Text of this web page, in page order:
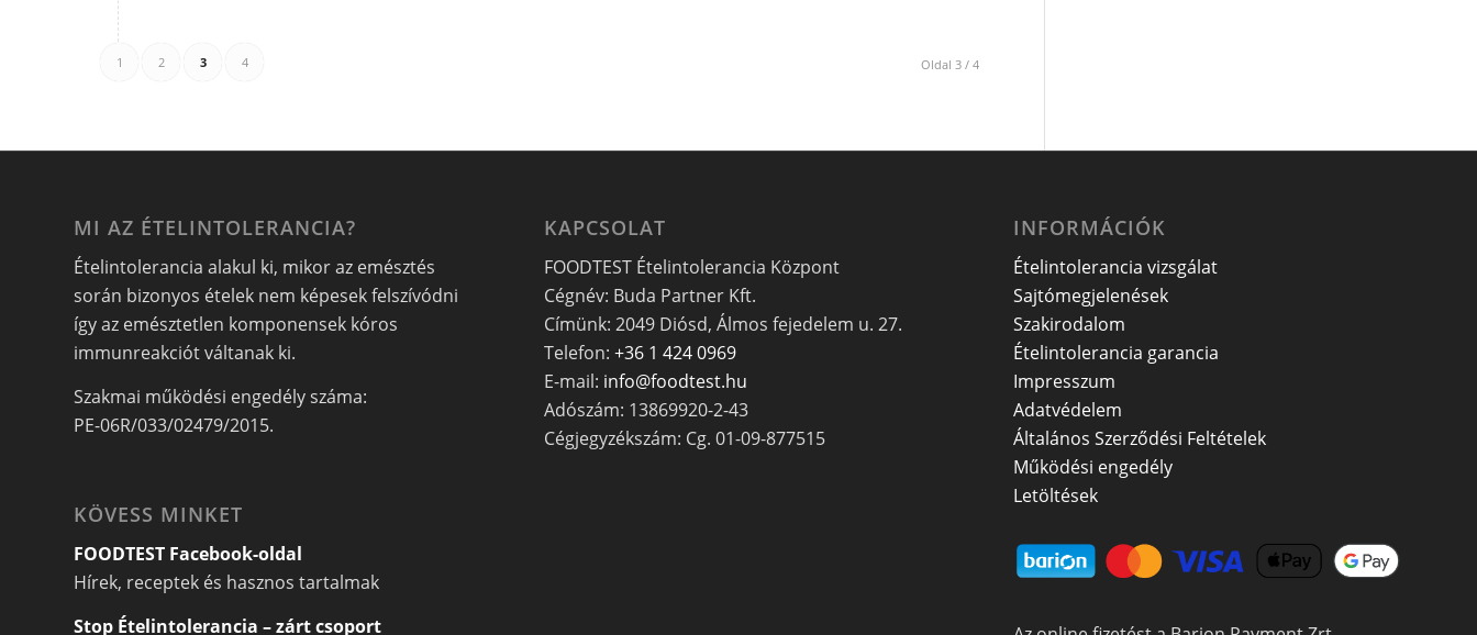
Oldal 3 / 4
1 2 3 4
MI AZ ÉTELINTOLERANCIA?
Ételintolerancia alakul ki, mikor az emésztés
során bizonyos ételek nem képesek felszívódni
így az emésztetlen komponensek kóros
immunreakciót váltanak ki.
Szakmai működési engedély száma:
PE-06R/033/02479/2015.
KÖVESS MINKET
FOODTEST Facebook-oldal
Hírek, receptek és hasznos tartalmak
Stop Ételintolerancia – zárt csoport
KAPCSOLAT
FOODTEST Ételintolerancia Központ
Cégnév: Buda Partner Kft.
Címünk: 2049 Diósd, Álmos fejedelem u. 27.
Telefon: +36 1 424 0969
E-mail: info@foodtest.hu
Adószám: 13869920-2-43
Cégjegyzékszám: Cg. 01-09-877515
INFORMÁCIÓK
Ételintolerancia vizsgálat
Sajtómegjelenések
Szakirodalom
Ételintolerancia garancia
Impresszum
Adatvédelem
Általános Szerződési Feltételek
Működési engedély
Letöltések